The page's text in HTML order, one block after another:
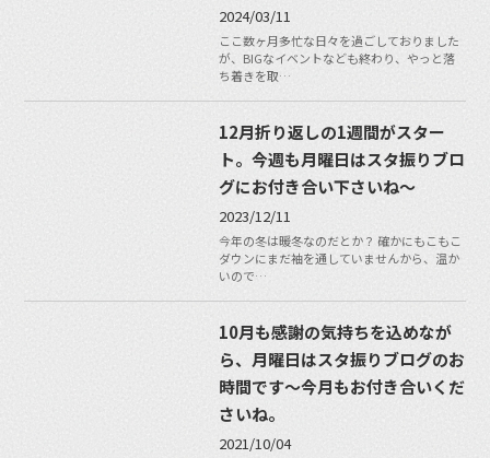
2024/03/11
ここ数ヶ月多忙な日々を過ごしておりました
が、BIGなイベントなども終わり、やっと落
ち着きを取…
12月折り返しの1週間がスター
ト。今週も月曜日はスタ振りブロ
グにお付き合い下さいね〜
2023/12/11
今年の冬は暖冬なのだとか？ 確かにもこもこ
ダウンにまだ袖を通していませんから、温か
いので…
10月も感謝の気持ちを込めなが
ら、月曜日はスタ振りブログのお
時間です〜今月もお付き合いくだ
さいね。
2021/10/04